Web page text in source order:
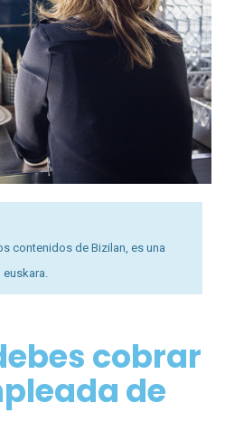
contenidos de Bizilan, es una
cobrar
de